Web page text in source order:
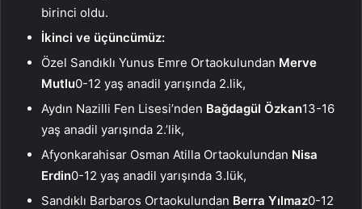
birinci oldu.
İkinci ve üçüncümüz:
Özel Sandıklı Yunus Emre Ortaokulundan Merve
Mutlu0-12 yaş anadil yarışında 2.lik,
Aydın Nazilli Fen Lisesi’nden Bağdagül Özkan13-16
yaş anadil yarışında 2.’lik,
Afyonkarahisar Osman Atilla Ortaokulundan Nisa
Erdin0-12 yaş anadil yarışında 3.lük,
Sandıklı Barbaros Ortaokulundan Berra Yılmaz0-12